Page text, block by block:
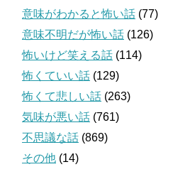
意味がわかると怖い話 (77)
意味不明だが怖い話 (126)
怖いけど笑える話 (114)
怖くていい話 (129)
怖くて悲しい話 (263)
気味が悪い話 (761)
不思議な話 (869)
その他 (14)